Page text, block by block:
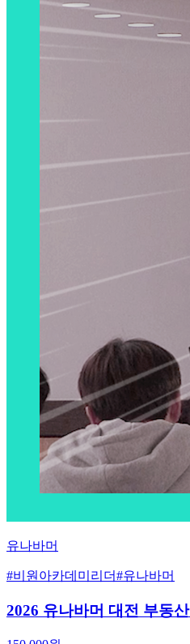
유나바머
#비원아카데미리더#유나바머
2026 유나바머 대전 부동